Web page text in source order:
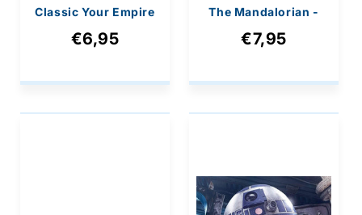
Classic Your Empire
Needs You 40x50cm
€6,95
The Mandalorian -
Nightfall 61x91,5cm
€7,95